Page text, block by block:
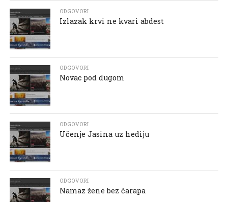
ODGOVORI
Izlazak krvi ne kvari abdest
ODGOVORI
Novac pod dugom
ODGOVORI
Učenje Jasina uz hediju
ODGOVORI
Namaz žene bez čarapa